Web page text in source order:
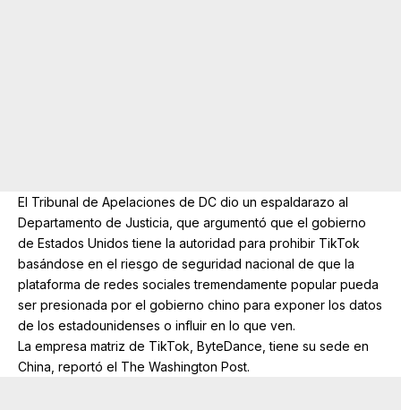
El Tribunal de Apelaciones de DC dio un espaldarazo al
Departamento de Justicia, que argumentó que el gobierno
de Estados Unidos tiene la autoridad para prohibir TikTok
basándose en el riesgo de seguridad nacional de que la
plataforma de redes sociales tremendamente popular pueda
ser presionada por el gobierno chino para exponer los datos
de los estadounidenses o influir en lo que ven.
La empresa matriz de TikTok, ByteDance, tiene su sede en
China, reportó el The Washington Post.